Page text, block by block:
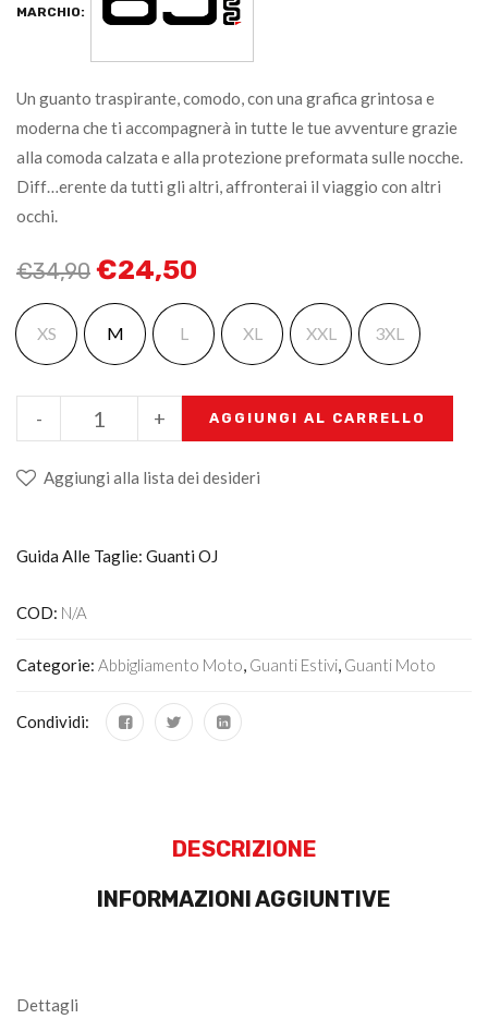
MARCHIO:
Un guanto traspirante, comodo, con una grafica grintosa e
moderna che ti accompagnerà in tutte le tue avventure grazie
alla comoda calzata e alla protezione preformata sulle nocche.
Diff…erente da tutti gli altri, affronterai il viaggio con altri
occhi.
€34,90 €24,50
XS M L XL XXL 3XL
+
- AGGIUNGI AL CARRELLO
Aggiungi alla lista dei desideri
Guida Alle Taglie: Guanti OJ
COD: N/A
Categorie: Abbigliamento Moto, Guanti Estivi, Guanti Moto
Condividi:
DESCRIZIONE
INFORMAZIONI AGGIUNTIVE
Dettagli